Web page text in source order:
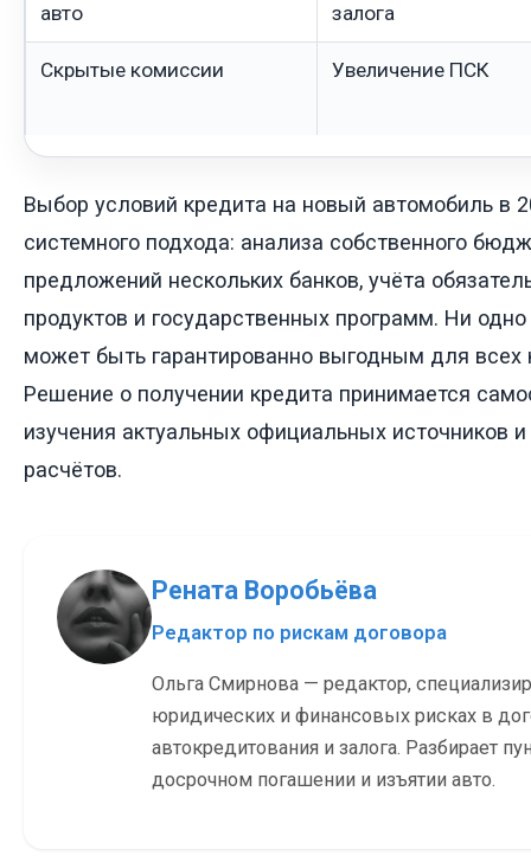
авто
залога
Скрытые комиссии Увеличение ПСК
Выбор условий кредита на новый автомобиль в
системного подхода: анализа собственного
предложений нескольких банков, учёта
продуктов и государственных программ. Ни
может быть гарантированно выгодным для всех
Решение о получении кредита принимается
изучения актуальных официальных источников
расчётов.
Рената Воробьёва
Редактор по рискам договора
Ольга Смирнова — редактор,
юридических и финансовых рисках в
автокредитования и залога. Разбирает
досрочном погашении и изъятии авто.